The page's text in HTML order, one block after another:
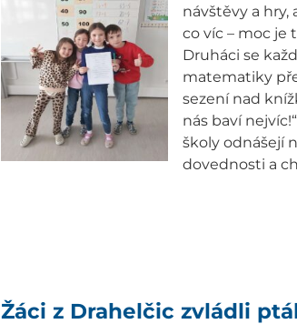
návštěvy a hry,
co víc – moc je
Druháci se
matematiky
sezení nad
nás baví
školy odnášejí
dovednosti a
Žáci z Drahelčic zvládli